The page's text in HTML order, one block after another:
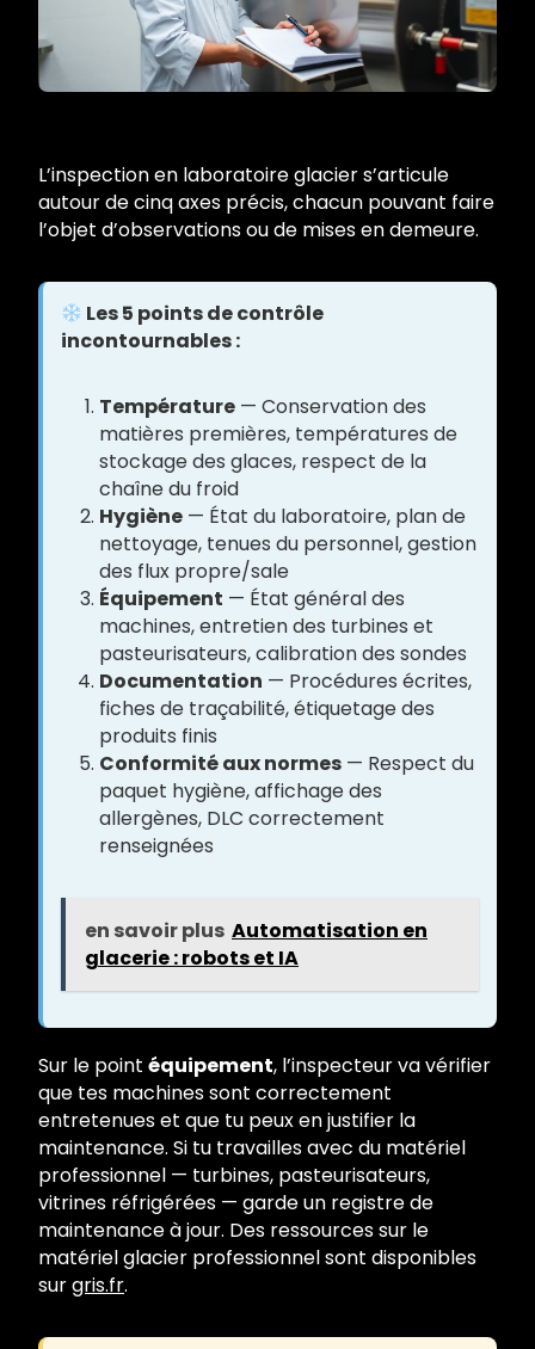
L’inspection en laboratoire glacier s’articule
autour de cinq axes précis, chacun pouvant faire
l’objet d’observations ou de mises en demeure.
Les 5 points de contrôle
incontournables :
Température — Conservation des
matières premières, températures de
stockage des glaces, respect de la
chaîne du froid
Hygiène — État du laboratoire, plan de
nettoyage, tenues du personnel, gestion
des flux propre/sale
Équipement — État général des
machines, entretien des turbines et
pasteurisateurs, calibration des sondes
Documentation — Procédures écrites,
fiches de traçabilité, étiquetage des
produits finis
Conformité aux normes — Respect du
paquet hygiène, affichage des
allergènes, DLC correctement
renseignées
en savoir plus Automatisation en
glacerie : robots et IA
Sur le point équipement, l’inspecteur va vérifier
que tes machines sont correctement
entretenues et que tu peux en justifier la
maintenance. Si tu travailles avec du matériel
professionnel — turbines, pasteurisateurs,
vitrines réfrigérées — garde un registre de
maintenance à jour. Des ressources sur le
matériel glacier professionnel sont disponibles
surgris.fr.